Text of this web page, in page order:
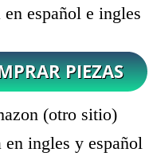
en español e ingles
(otro sitio)
en ingles y español